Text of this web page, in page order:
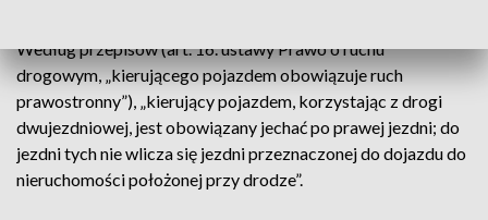
Według przepisów (art. 16. ustawy Prawo o ruchu
drogowym, „kierującego pojazdem obowiązuje ruch
prawostronny”), „kierujący pojazdem, korzystając z drogi
dwujezdniowej, jest obowiązany jechać po prawej jezdni; do
jezdni tych nie wlicza się jezdni przeznaczonej do dojazdu do
nieruchomości położonej przy drodze”.